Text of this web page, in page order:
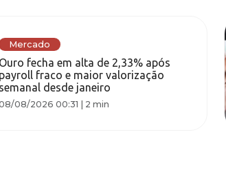
Mercado
Ouro fecha em alta de 2,33% após
payroll fraco e maior valorização
semanal desde janeiro
08/2026 00:31 | 2 min